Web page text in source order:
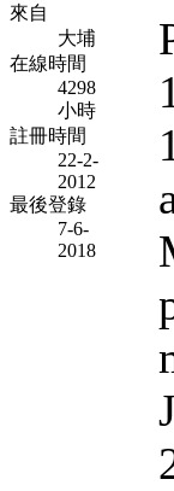
來自
大埔
在線時間
4298
小時
註冊時間
22-2-
2012
最後登錄
7-6-
2018